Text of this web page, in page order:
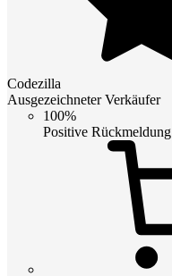
Codezilla
Ausgezeichneter Verkäufer
100%
Positive Rückmeldung